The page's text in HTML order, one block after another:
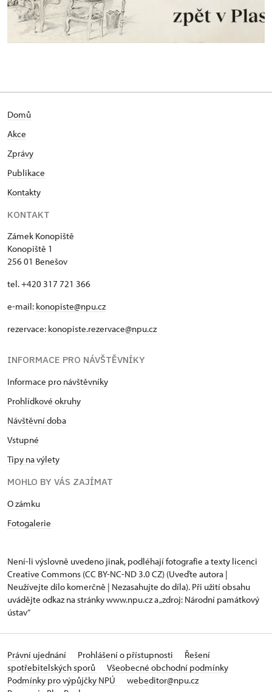
Domů
Akce
Zprávy
Publikace
Kontakty
KONTAKT
Zámek Konopiště
Konopiště 1
256 01 Benešov
tel. +420 317 721 366
e-mail: konopiste@npu.cz
rezervace: konopiste.rezervace@npu.cz
INFORMACE PRO NÁVŠTĚVNÍKY
Informace pro návštěvníky
Prohlídkové okruhy
Návštěvní doba
Vstupné
Tipy na výlety
MOHLO BY VÁS ZAJÍMAT
O zámku
Fotogalerie
Není-li výslovně uvedeno jinak, podléhají fotografie a texty licenci
Creative Commons (CC BY-NC-ND 3.0 CZ) (Uveďte autora |
Neužívejte dílo komerčně | Nezasahujte do díla). Při užití obsahu
uvádějte odkaz na stránky www.npu.cz a „zdroj: Národní památkový
ústav“
Právní ujednání Prohlášení o přístupnosti
Řešení
spotřebitelských sporů
Všeobecné obchodní podmínky
Podmínky pro výpůjčky NPÚ
webeditor@npu.cz